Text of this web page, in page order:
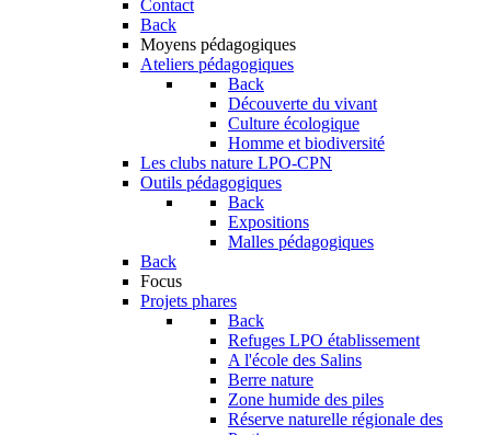
Contact
Back
Moyens pédagogiques
Ateliers pédagogiques
Back
Découverte du vivant
Culture écologique
Homme et biodiversité
Les clubs nature LPO-CPN
Outils pédagogiques
Back
Expositions
Malles pédagogiques
Back
Focus
Projets phares
Back
Refuges LPO établissement
A l'école des Salins
Berre nature
Zone humide des piles
Réserve naturelle régionale des